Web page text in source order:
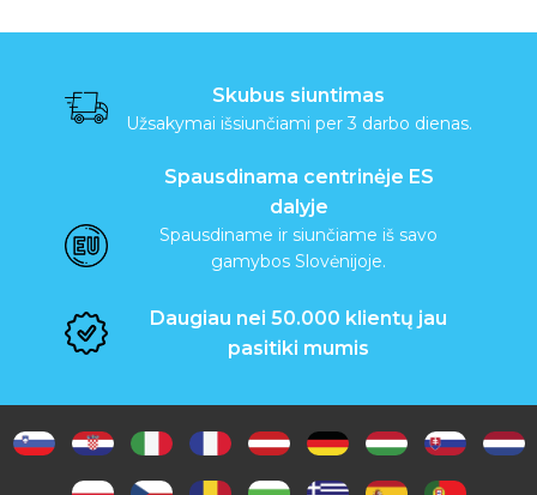
a
a
k
i
s
A
t
Skubus siuntimas
Užsakymai išsiunčiami per 3 darbo dienas.
Spausdinama centrinėje ES
dalyje
Spausdiname ir siunčiame iš savo
gamybos Slovėnijoje.
Daugiau nei 50.000 klientų jau
pasitiki mumis